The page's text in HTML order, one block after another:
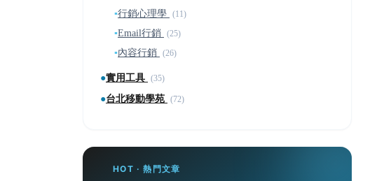
▪行銷心理學 (11)
▪Email行銷 (25)
▪內容行銷 (26)
●實用工具 (35)
●台北移動學苑 (72)
HOT · 熱門文章